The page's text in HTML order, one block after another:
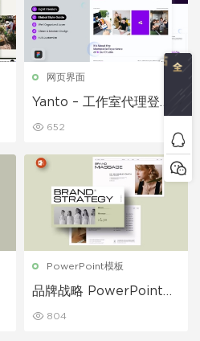
网页界面
Yanto – 工作室代理登陆
652
PowerPoint模板
品牌战略 PowerPoint演
804